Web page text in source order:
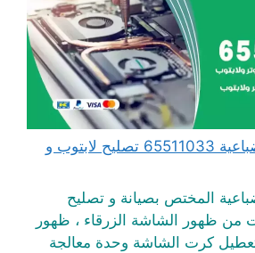
مهندس كمبيوتر الضباعية 65511033 تصليح لابتوب و
المختص بصيانة و تصليح
من ظهور الشاشة الزرقاء ، ظهور
تعطيل كرت الشاشة وحدة معالجة